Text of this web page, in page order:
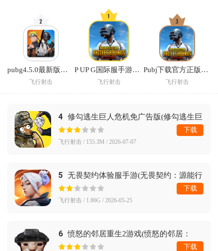
pubg4.5.0最新版下载(PUBG MOBILE)
飞行射击
P UP G国际服手游下载官方正版(PUBG MOBILE)
飞行射击
Pubj下载官方正版(PUBG MOBILE)
飞行射击
4 修勾逃生巨人危机免广告版(修勾逃生巨
人危机（神瞳修改）)
飞行射击 / 155.3M / 2026-07-07
下载
5 无畏契约体验服手游(无畏契约：源能行
动（体验服）)
飞行射击 / 1.86G / 2026-05-25
下载
6 愤怒的邻居重生2游戏(愤怒的邻居：
reborn)
下载